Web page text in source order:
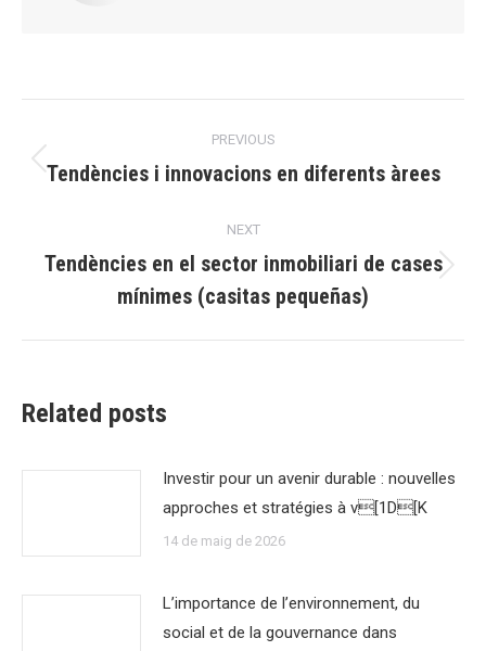
navigation
PREVIOUS
Previous
Tendències i innovacions en diferents àrees
NEXT
post:
Tendències en el sector inmobiliari de cases
mínimes (casitas pequeñas)
Related posts
Investir pour un avenir durable : nouvelles
approches et stratégies à v[1D[K
14 de maig de 2026
L’importance de l’environnement, du
social et de la gouvernance dans